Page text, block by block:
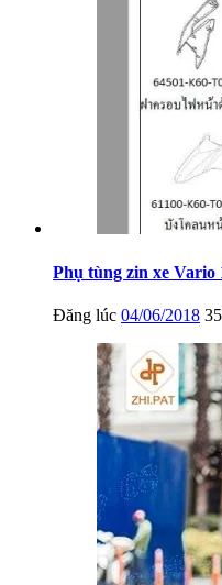
Phụ tùng zin xe Vario
Đăng lúc 04/06/2018